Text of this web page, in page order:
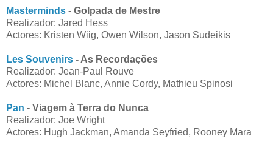
Masterminds - Golpada de Mestre
Realizador: Jared Hess
Actores: Kristen Wiig, Owen Wilson, Jason Sudeikis
Les Souvenirs - As Recordações
Realizador: Jean-Paul Rouve
Actores: Michel Blanc, Annie Cordy, Mathieu Spinosi
Pan - Viagem à Terra do Nunca
Realizador: Joe Wright
Actores: Hugh Jackman, Amanda Seyfried, Rooney Mara